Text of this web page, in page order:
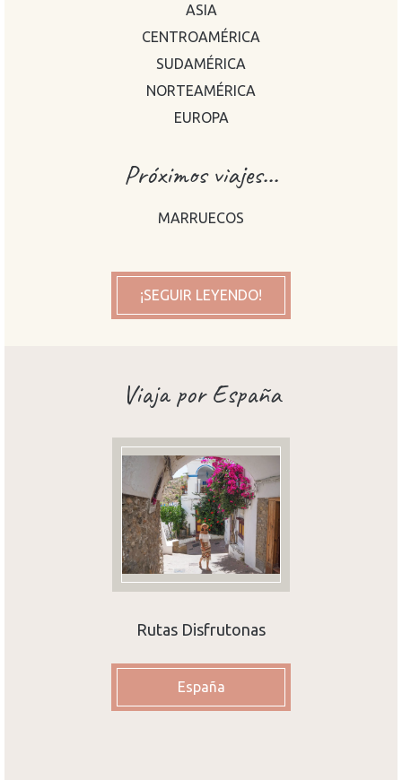
ASIA
CENTROAMÉRICA
SUDAMÉRICA
NORTEAMÉRICA
EUROPA
Próximos viajes...
MARRUECOS
¡SEGUIR LEYENDO!
Viaja por España
Rutas Disfrutonas
España